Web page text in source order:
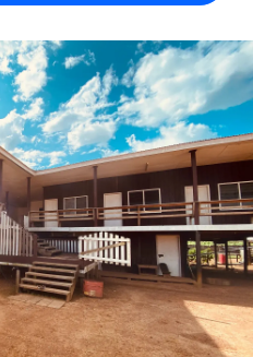
in bestehende Abläufe
für dein Team
Tools mit Remote über unser
Business-
um Teams zu
und Großunternehmen
HR-Funktionen in deine